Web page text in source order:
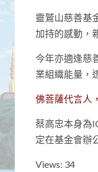
靈鷲山慈善基
加持的感動，
今年亦適逢慈
業組織能量，
佛菩薩代言人
蔡高忠本身為
定在基金會辦
Views: 34